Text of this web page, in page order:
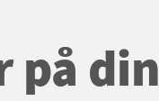
på din